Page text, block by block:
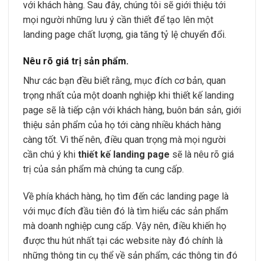
với khách hàng. Sau đây, chúng tôi sẽ giới thiệu tới
mọi người những lưu ý cần thiết để tạo lên một
landing page chất lượng, gia tăng tỷ lệ chuyển đổi.
Nêu rõ giá trị sản phẩm.
Như các bạn đều biết rằng, mục đích cơ bản, quan
trọng nhất của một doanh nghiệp khi thiết kế landing
page sẽ là tiếp cận với khách hàng, buôn bán sản, giới
thiệu sản phẩm của họ tới càng nhiều khách hàng
càng tốt. Vì thế nên, điều quan trọng mà mọi người
cần chú ý khi thiết kế landing page sẽ là nêu rõ giá
trị của sản phẩm mà chúng ta cung cấp.
Về phía khách hàng, họ tìm đến các landing page là
với mục đích đầu tiên đó là tìm hiểu các sản phẩm
mà doanh nghiệp cung cấp. Vậy nên, điều khiến họ
được thu hút nhất tại các website này đó chính là
những thông tin cụ thể về sản phẩm, các thông tin đó